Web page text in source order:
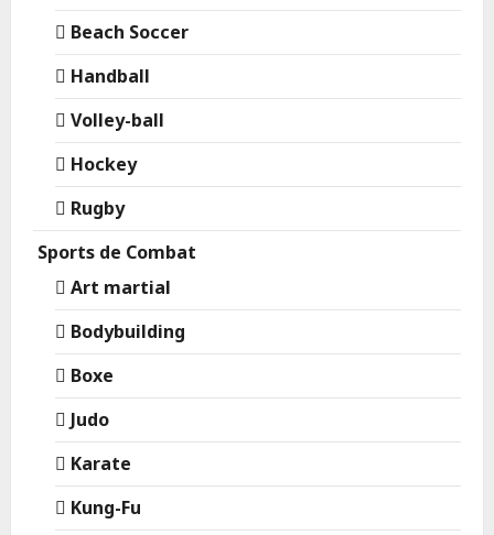
Beach Soccer
Handball
Volley-ball
Hockey
Rugby
Sports de Combat
Art martial
Bodybuilding
Boxe
Judo
Karate
Kung-Fu